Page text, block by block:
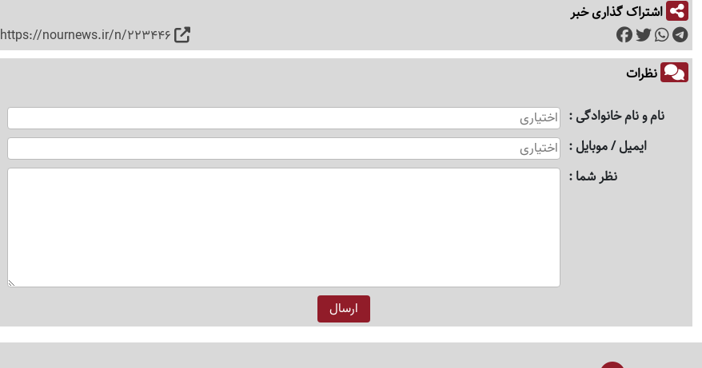
اشتراک گذاری خبر
https://nournews.ir/n/223446
نظرات
نام و نام خانوادگی
ایمیل / موبایل
نظر شما